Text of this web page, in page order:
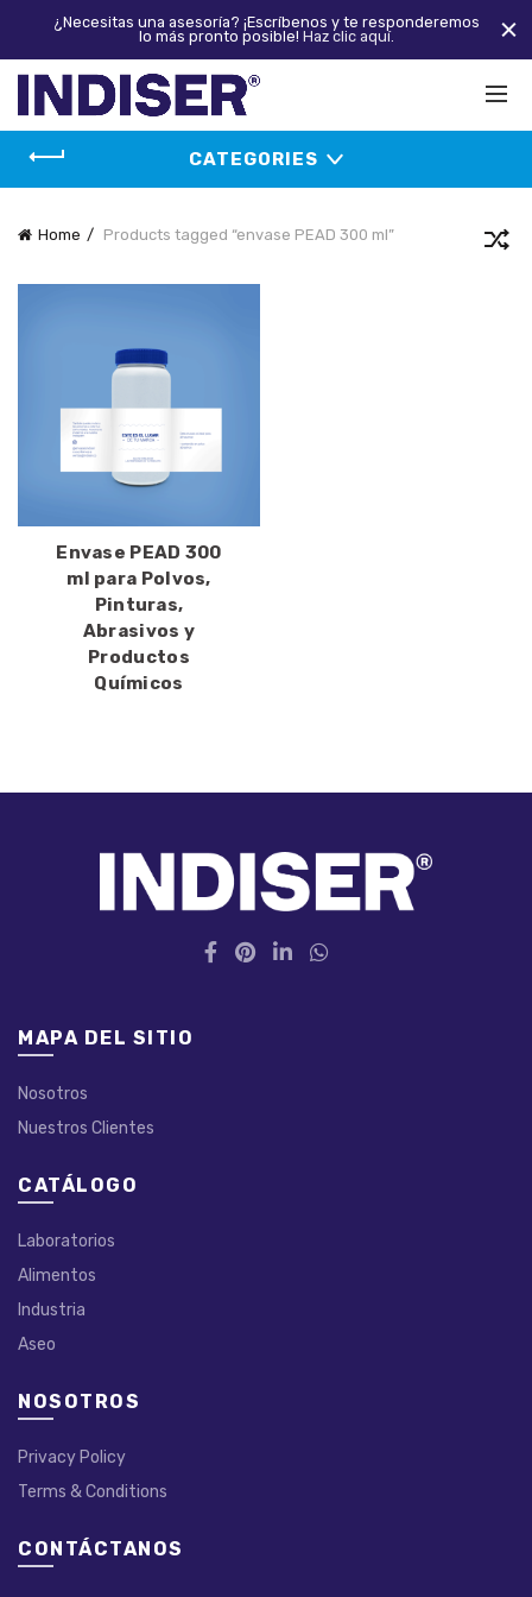
CATEGORIES
Home Products tagged “envase PEAD 300 ml”
Envase PEAD 300
ml para Polvos,
Pinturas,
Abrasivos y
Productos
Químicos
MAPA DEL SITIO
Nosotros
Nuestros Clientes
CATÁLOGO
Laboratorios
Alimentos
Industria
Aseo
NOSOTROS
Privacy Policy
Terms & Conditions
CONTÁCTANOS
¿Necesitas una asesoría? ¡Escríbenos y te responderemos
lo más pronto posible! Haz clic aquí.